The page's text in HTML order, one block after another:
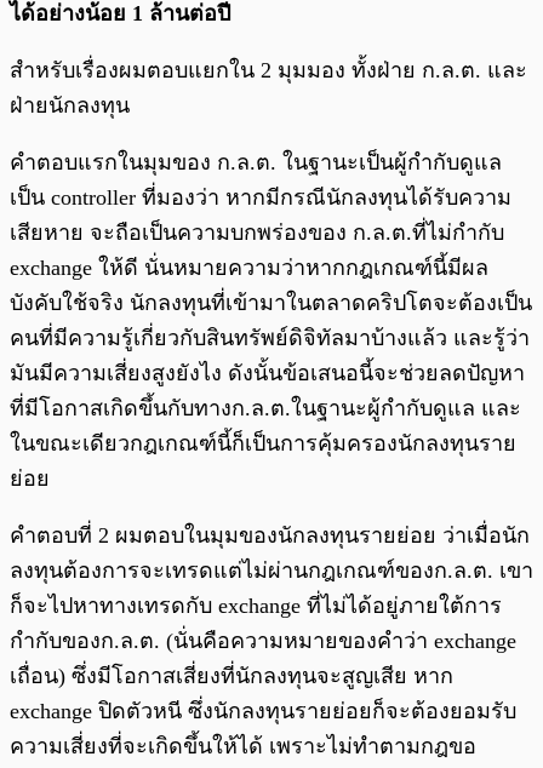
ได้อย่างน้อย 1 ล้านต่อปี
สำหรับเรื่องผมตอบแยกใน 2 มุมมอง ทั้งฝ่าย ก.ล.ต. และ
ฝ่ายนักลงทุน
คำตอบแรกในมุมของ ก.ล.ต. ในฐานะเป็นผู้กำกับดูแล
เป็น controller ที่มองว่า หากมีกรณีนักลงทุนได้รับความ
เสียหาย จะถือเป็นความบกพร่องของ ก.ล.ต.ที่ไม่กำกับ
exchange ให้ดี นั่นหมายความว่าหากกฎเกณฑ์นี้มีผล
บังคับใช้จริง นักลงทุนที่เข้ามาในตลาดคริปโตจะต้องเป็น
คนที่มีความรู้เกี่ยวกับสินทรัพย์ดิจิทัลมาบ้างแล้ว และรู้ว่า
มันมีความเสี่ยงสูงยังไง ดังนั้นข้อเสนอนี้จะช่วยลดปัญหา
ที่มีโอกาสเกิดขึ้นกับทางก.ล.ต.ในฐานะผู้กำกับดูแล และ
ในขณะเดียวกฎเกณฑ์นี้ก็เป็นการคุ้มครองนักลงทุนราย
ย่อย
คำตอบที่ 2 ผมตอบในมุมของนักลงทุนรายย่อย ว่าเมื่อนัก
ลงทุนต้องการจะเทรดแต่ไม่ผ่านกฎเกณฑ์ของก.ล.ต. เขา
ก็จะไปหาทางเทรดกับ exchange ที่ไม่ได้อยู่ภายใต้การ
กำกับของก.ล.ต. (นั่นคือความหมายของคำว่า exchange
เถื่อน) ซึ่งมีโอกาสเสี่ยงที่นักลงทุนจะสูญเสีย หาก
exchange ปิดตัวหนี ซึ่งนักลงทุนรายย่อยก็จะต้องยอมรับ
ความเสี่ยงที่จะเกิดขึ้นให้ได้ เพราะไม่ทำตามกฎขอ